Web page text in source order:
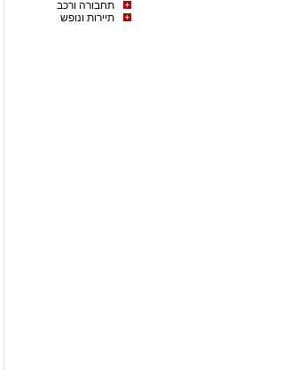
תחבורה ורכב
תיירות ונופש